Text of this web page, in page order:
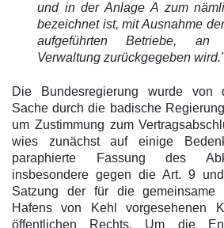
und in der Anlage A zum
bezeichnet ist, mit Ausnahme
aufgeführten Betriebe, an
Verwaltung zurückgegeben
Die Bundesregierung wurde von
Sache durch die badische
um Zustimmung zum
wies zunächst auf einige
paraphierte Fassung des
insbesondere gegen die Art. 9
Satzung der für die gemeinsame
Hafens von Kehl vorgesehenen
öffentlichen Rechts. Um die